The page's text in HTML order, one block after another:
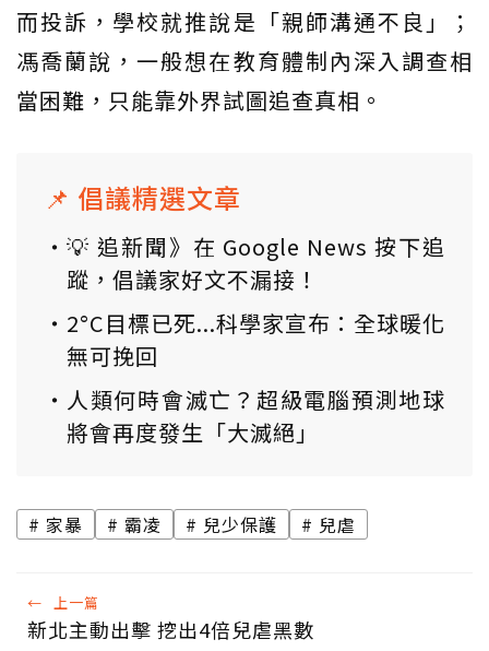
而投訴，學校就推說是「親師溝通不良」；
馮喬蘭說，一般想在教育體制內深入調查相
當困難，只能靠外界試圖追查真相。
📌 倡議精選文章
💡 追新聞》在 Google News 按下追
蹤，倡議家好文不漏接！
2°C目標已死...科學家宣布：全球暖化
無可挽回
人類何時會滅亡？超級電腦預測地球
將會再度發生「大滅絕」
家暴 霸凌 兒少保護 兒虐
← 上一篇
新北主動出擊 挖出4倍兒虐黑數